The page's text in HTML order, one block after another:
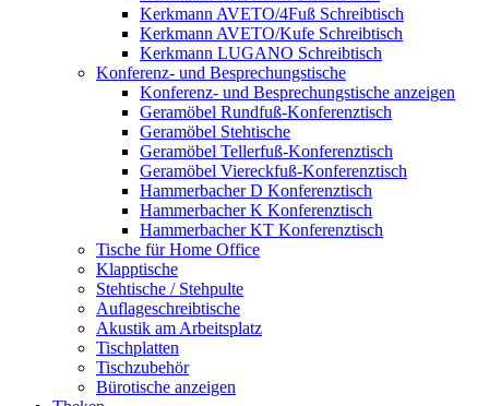
Kerkmann AVETO/4Fuß Schreibtisch
Kerkmann AVETO/Kufe Schreibtisch
Kerkmann LUGANO Schreibtisch
Konferenz- und Besprechungstische
Konferenz- und Besprechungstische anzeigen
Geramöbel Rundfuß-Konferenztisch
Geramöbel Stehtische
Geramöbel Tellerfuß-Konferenztisch
Geramöbel Viereckfuß-Konferenztisch
Hammerbacher D Konferenztisch
Hammerbacher K Konferenztisch
Hammerbacher KT Konferenztisch
Tische für Home Office
Klapptische
Stehtische / Stehpulte
Auflageschreibtische
Akustik am Arbeitsplatz
Tischplatten
Tischzubehör
Bürotische anzeigen